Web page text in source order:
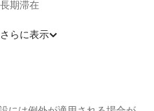
長期滞在
さらに表示